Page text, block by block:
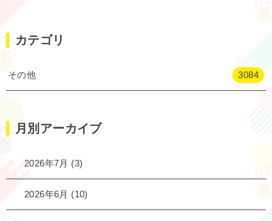
カテゴリ
その他 3084
月別アーカイブ
2026年7月 (3)
2026年6月 (10)